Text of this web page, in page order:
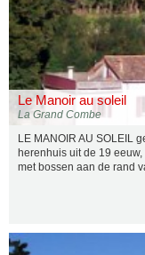
Le Manoir au soleil
La Grand Combe
LE MANOIR AU SOLEIL
herenhuis uit de 19
met bossen aan de rand